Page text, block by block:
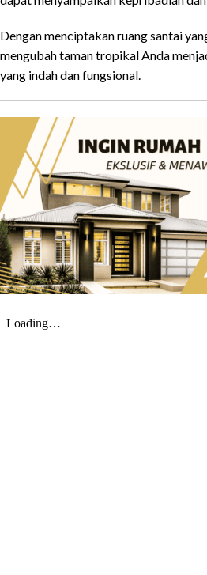
Dengan menciptakan ruang santai
mengubah taman tropikal Anda
yang indah dan fungsional.